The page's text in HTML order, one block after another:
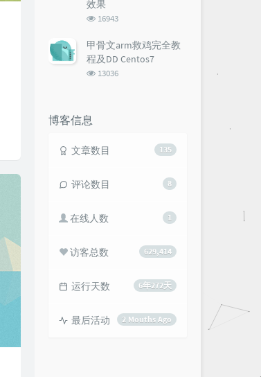
效果
浏
次
数:
16943
甲骨文arm救鸡完全教
程及DD Centos7
浏
13036
博客信息
135
文章数目
8
评论数目
1
在线人数
629,414
访客总数
6年272天
运行天数
2 Mouths Ago
最后活动